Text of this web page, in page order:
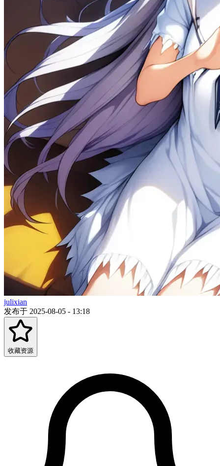
julixian
发布于 2025-08-05 - 13:18
收藏资源